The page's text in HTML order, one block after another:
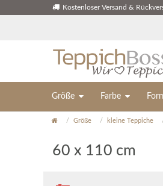
Kostenloser Versand &
Größe Farbe
Größe kleine Teppiche
60 x 110 cm